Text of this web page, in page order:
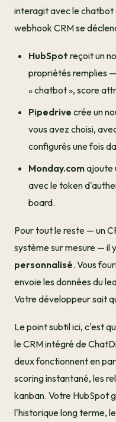
interagit avec le chatbot
webhook CRM se
HubSpot reçoit un
propriétés remplies
« chatbot », score
Pipedrive crée un
vous avez choisi,
configurés une fois
Monday.comajoute
avec le token
board.
Pour tout le reste — un
système sur mesure — il
personnalisé. Vous
envoie les données du
Votre développeur sait
Le point subtil ici, c'est
le CRM intégré de
deux fonctionnent en
scoring instantané, les
kanban. Votre HubSpot
l'historique long terme,